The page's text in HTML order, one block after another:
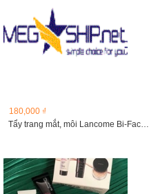
180,000 ₫